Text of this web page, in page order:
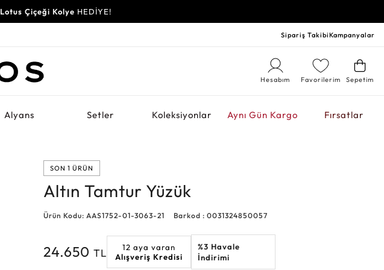
Lotus Çiçeği Kolye HEDİYE!
Sipariş TakibiKampanyalar
Sepetim
Favorilerim
Hesabım
Alyans Setler Koleksiyonlar Aynı Gün Kargo Fırsatlar
SON 1 ÜRÜN
Altın Tamtur Yüzük
Ürün Kodu: AAS1752-01-3063-21 Barkod : 0031324850057
24.650TL
12 aya varan
Alışveriş Kredisi
%3 Havale
İndirimi